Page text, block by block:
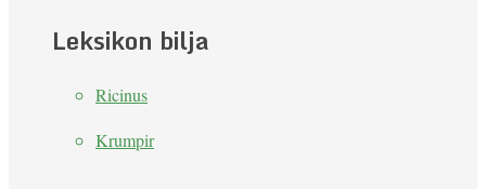
Leksikon bilja
Ricinus
Krumpir